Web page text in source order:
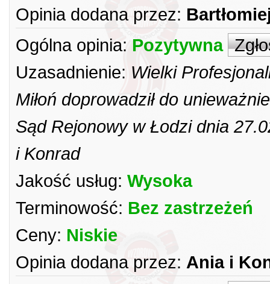
Opinia dodana przez:
Ogólna opinia: Pozytywna
Uzasadnienie: Wielki
Miłoń doprowadził do
Sąd Rejonowy w Łodzi dnia
i Konrad
Jakość usług: Wysoka
Terminowość: Bez zastrzeżeń
Ceny: Niskie
Opinia dodana przez: Ania i